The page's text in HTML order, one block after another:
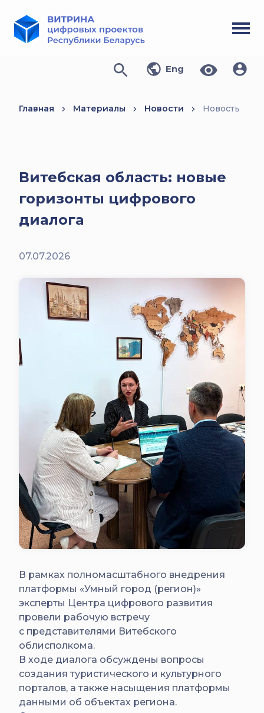
Eng
Главная Материалы Новости Новость
Витебская область: новые
горизонты цифрового
диалога
07.07.2026
В рамках полномасштабного внедрения
платформы «Умный город (регион)»
эксперты Центра цифрового развития
провели рабочую встречу
с представителями Витебского
облисполкома.
В ходе диалога обсуждены вопросы
создания туристического и культурного
порталов, а также насыщения платформы
данными об объектах региона.